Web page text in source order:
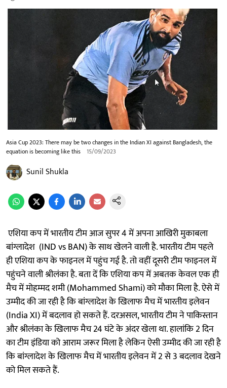
Asia Cup 2023: There may be two changes in the Indian XI against Bangladesh, the
equation is becoming like this 15/09/2023
Sunil Shukla
एशिया कप में भारतीय टीम आज सुपर 4 में अपना आखिरी मुकाबला
बांग्लादेश (IND vs BAN) के साथ खेलने वाली है. भारतीय टीम पहले
ही एशिया कप के फाइनल में पहुंच गई है. तो वहीं दूसरी टीम फाइनल में
पहुंचने वाली श्रीलंका है. बता दें कि एशिया कप में अबतक केवल एक ही
मैच में मोहम्मद शमी (Mohammed Shami) को मौका मिला है. ऐसे में
उम्मीद की जा रही है कि बांग्लादेश के खिलाफ मैच में भारतीय इलेवन
(India XI) में बदलाव हो सकते हैं. दरअसल, भारतीय टीम ने पाकिस्तान
और श्रीलंका के खिलाफ मैच 24 घंटे के अंदर खेला था. हालांकि 2 दिन
का टीम इंडिया को आराम जरूर मिला है लेकिन ऐसी उम्मीद की जा रही है
कि बांग्लादेश के खिलाफ मैच में भारतीय इलेवन में 2 से 3 बदलाव देखने
को मिल सकते हैं.